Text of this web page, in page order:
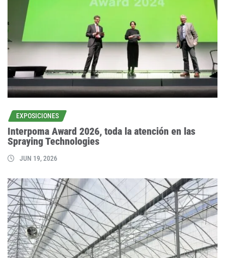
EXPOSICIONES
Interpoma Award 2026, toda la atención en las
Spraying Technologies
JUN 19, 2026